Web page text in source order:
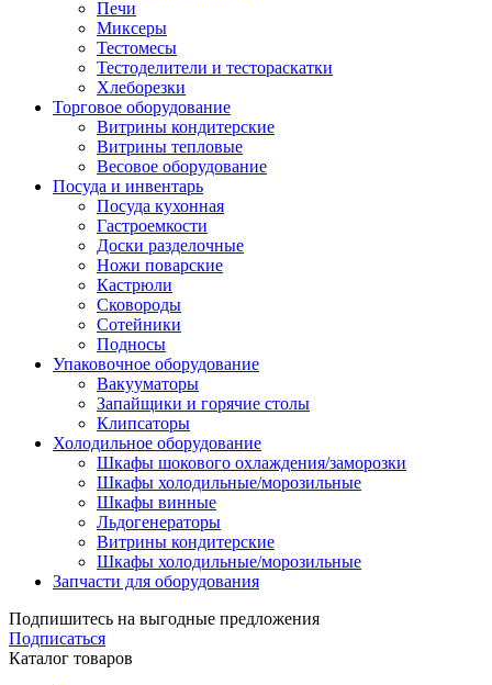
Печи
Миксеры
Тестомесы
Тестоделители и тестораскатки
Хлеборезки
Торговое оборудование
Витрины кондитерские
Витрины тепловые
Весовое оборудование
Посуда и инвентарь
Посуда кухонная
Гастроемкости
Доски разделочные
Ножи поварские
Кастрюли
Сковороды
Сотейники
Подносы
Упаковочное оборудование
Вакууматоры
Запайщики и горячие столы
Клипсаторы
Холодильное оборудование
Шкафы шокового охлаждения/заморозки
Шкафы холодильные/морозильные
Шкафы винные
Льдогенераторы
Витрины кондитерские
Шкафы холодильные/морозильные
Запчасти для оборудования
Подпишитесь на выгодные предложения
Подписаться
Каталог товаров